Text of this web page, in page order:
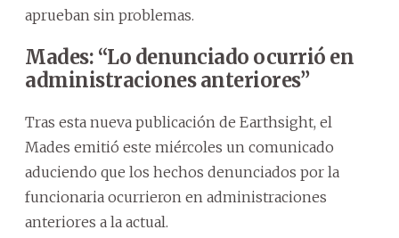
aprueban sin problemas.
Mades: “Lo denunciado ocurrió en
administraciones anteriores”
Tras esta nueva publicación de Earthsight, el
Mades emitió este miércoles un comunicado
aduciendo que los hechos denunciados por la
funcionaria ocurrieron en administraciones
anteriores a la actual.